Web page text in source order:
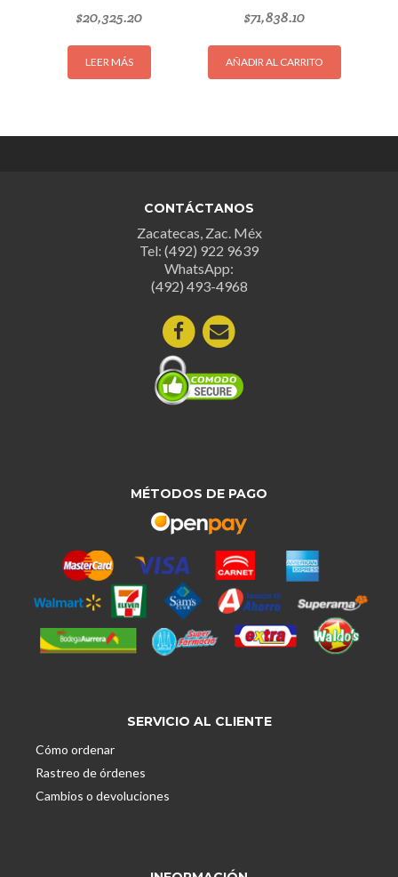
$20,325.20
LEER MÁS
$71,838.10
AÑADIR AL CARRITO
CONTÁCTANOS
Zacatecas, Zac. Méx
Tel: (492) 922 9639
WhatsApp:
(492) 493-4968
MÉTODOS DE PAGO
SERVICIO AL CLIENTE
Cómo ordenar
Rastreo de órdenes
Cambios o devoluciones